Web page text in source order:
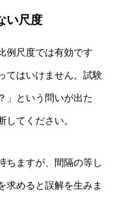
い尺度
例尺度では有効です
てはいけません。試験
」という問いが出た
してください。
ちますが、間隔の等し
求めると誤解を生みま